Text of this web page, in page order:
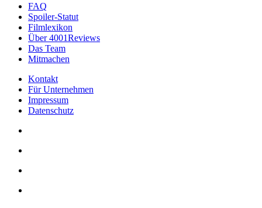
FAQ
Spoiler-Statut
Filmlexikon
Über 4001Reviews
Das Team
Mitmachen
Kontakt
Für Unternehmen
Impressum
Datenschutz